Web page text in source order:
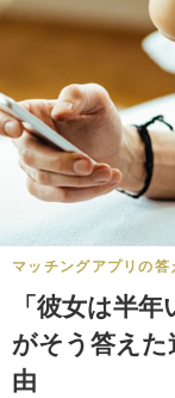
マッチングアプリの
「彼女は半
がそう答え
由